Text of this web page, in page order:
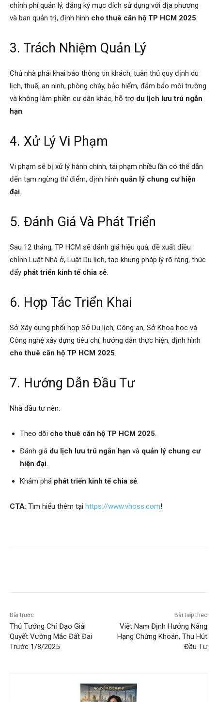
chỉnh phí quản lý, đăng ký mục đích sử dụng với địa phương
và ban quản trị, định hình cho thuê căn hộ TP HCM 2025.
3. Trách Nhiệm Quản Lý
Chủ nhà phải khai báo thông tin khách, tuân thủ quy định du
lịch, thuế, an ninh, phòng cháy, bảo hiểm, đảm bảo môi trường
và không làm phiền cư dân khác, hỗ trợ du lịch lưu trú ngắn
hạn.
4. Xử Lý Vi Phạm
Vi phạm sẽ bị xử lý hành chính, tái phạm nhiều lần có thể dẫn
đến tạm ngừng thí điểm, định hình quản lý chung cư hiện
đại.
5. Đánh Giá Và Phát Triển
Sau 12 tháng, TP HCM sẽ đánh giá hiệu quả, đề xuất điều
chỉnh Luật Nhà ở, Luật Du lịch, tạo khung pháp lý rõ ràng, thúc
đẩy phát triển kinh tế chia sẻ.
6. Hợp Tác Triển Khai
Sở Xây dựng phối hợp Sở Du lịch, Công an, Sở Khoa học và
Công nghệ xây dựng tiêu chí, hướng dẫn thực hiện, định hình
cho thuê căn hộ TP HCM 2025.
7. Hướng Dẫn Đầu Tư
Nhà đầu tư nên:
Theo dõi cho thuê căn hộ TP HCM 2025.
Đánh giá du lịch lưu trú ngắn hạn và quản lý chung cư
hiện đại.
Khám phá phát triển kinh tế chia sẻ.
CTA: Tìm hiểu thêm tại https://www.vhoss.com!
Bài trước
Thủ Tướng Chỉ Đạo Giải
Quyết Vướng Mắc Đất Đai
Trước 1/8/2025
Bài tiếp theo
Việt Nam Định Hướng Nâng
Hạng Chứng Khoán, Thu Hút
Đầu Tư